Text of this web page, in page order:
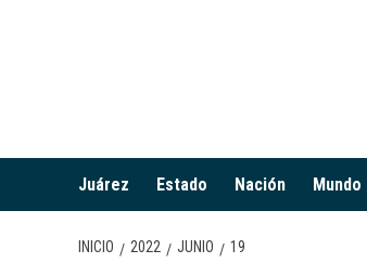
Juárez Estado Nación Mundo
INICIO 2022 JUNIO 19